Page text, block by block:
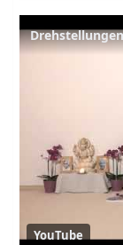
YouTube